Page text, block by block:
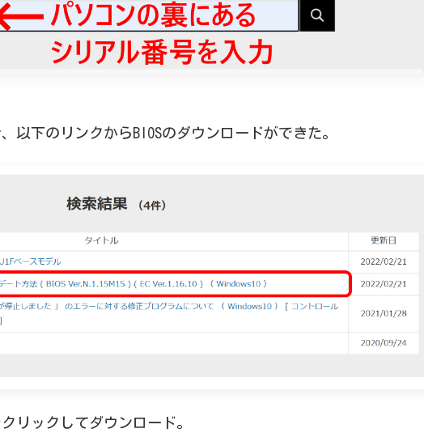
以下のリンクからBIOSのダウンロードができた。
リックしてダウンロード。